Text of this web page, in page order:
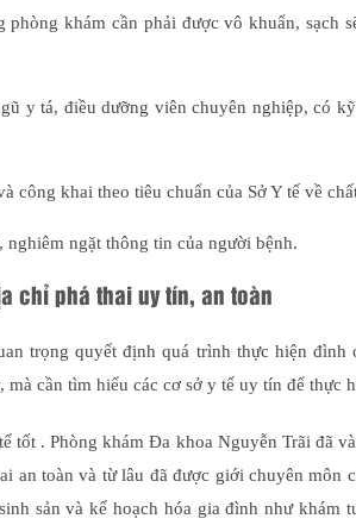
phòng khám cần phải được vô khuẩn, sạch
y tá, điều dưỡng viên chuyên nghiệp, có
công khai theo tiêu chuẩn của Sở Y tế về
ngặt thông tin của người bệnh.
chỉ phá thai uy tín, an toàn
trọng quyết định quá trình thực hiện đình
cần tìm hiểu các cơ sở y tế uy tín để thực
tốt . Phòng khám Đa khoa Nguyễn Trãi đã
an toàn và từ lâu đã được giới chuyên môn
sản và kế hoạch hóa gia đình như khám